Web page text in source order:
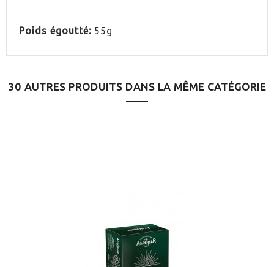
Poids égoutté: 55g
30 AUTRES PRODUITS DANS LA MÊME CATÉGORIE